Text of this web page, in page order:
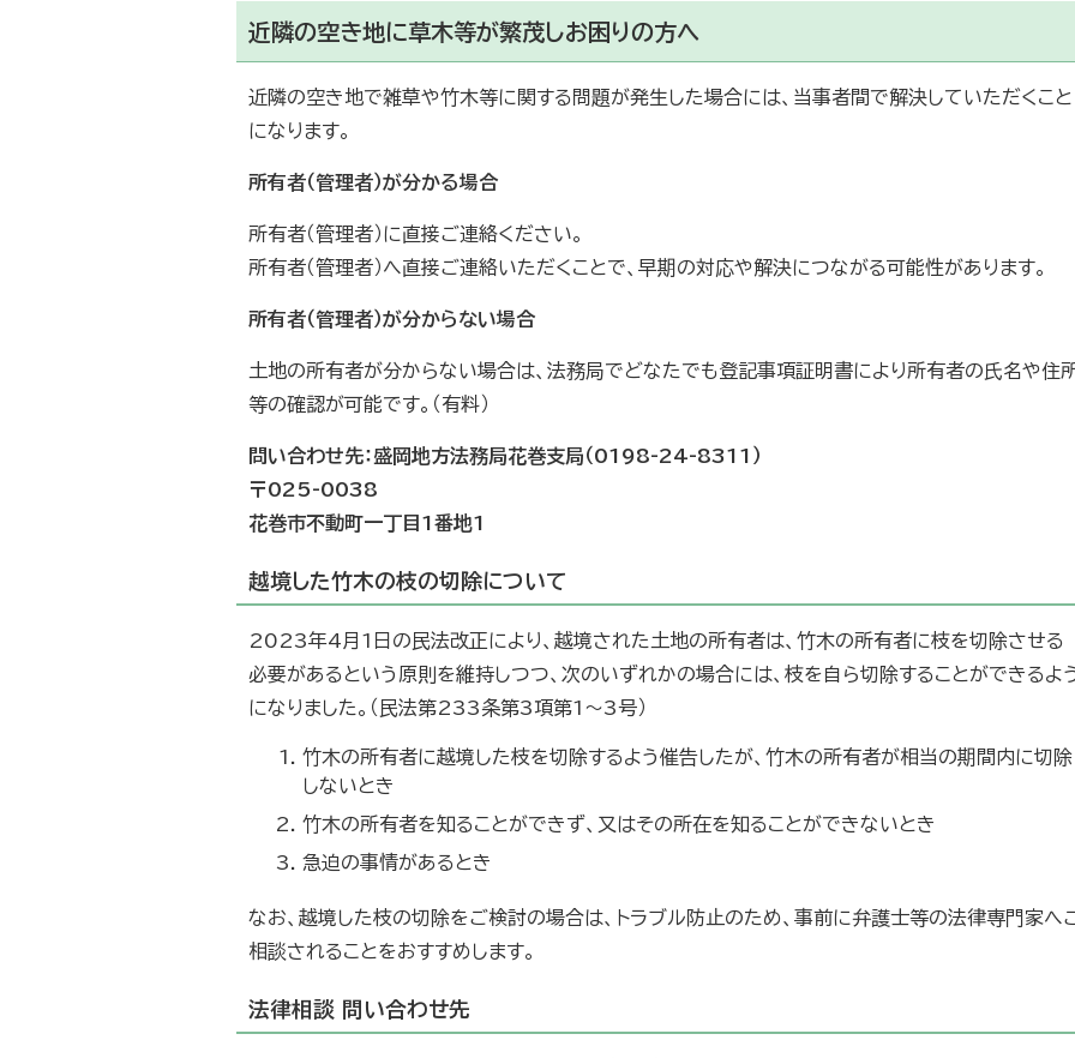
近隣の空き地に草木等が繁茂しお困りの方へ
近隣の空き地で雑草や竹木等に関する問題が発生した場合には、当事者間で解決していただくこと
になります。
所有者（管理者）が分かる場合
所有者（管理者）に直接ご連絡ください。
所有者（管理者）へ直接ご連絡いただくことで、早期の対応や解決につながる可能性があります。
所有者（管理者）が分からない場合
土地の所有者が分からない場合は、法務局でどなたでも登記事項証明書により所有者の氏名や住
等の確認が可能です。（有料）
問い合わせ先：盛岡地方法務局花巻支局（0198-24-8311）
〒025-0038
花巻市不動町一丁目1番地1
越境した竹木の枝の切除について
2023年4月1日の民法改正により、越境された土地の所有者は、竹木の所有者に枝を切除させる
必要があるという原則を維持しつつ、次のいずれかの場合には、枝を自ら切除することができるよ
になりました。（民法第233条第3項第1～3号）
竹木の所有者に越境した枝を切除するよう催告したが、竹木の所有者が相当の期間内に切除
しないとき
竹木の所有者を知ることができず、又はその所在を知ることができないとき
急迫の事情があるとき
なお、越境した枝の切除をご検討の場合は、トラブル防止のため、事前に弁護士等の法律専門家へ
相談されることをおすすめします。
法律相談 問い合わせ先